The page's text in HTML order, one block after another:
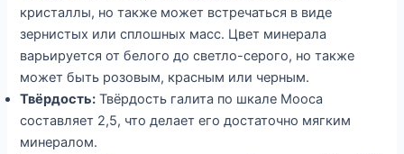
кристаллы, но также может встречаться в виде
зернистых или сплошных масс. Цвет минерала
варьируется от белого до светло-серого, но также
может быть розовым, красным или черным.
Твёрдость: Твёрдость галита по шкале Мооса
составляет 2,5, что делает его достаточно мягким
минералом.